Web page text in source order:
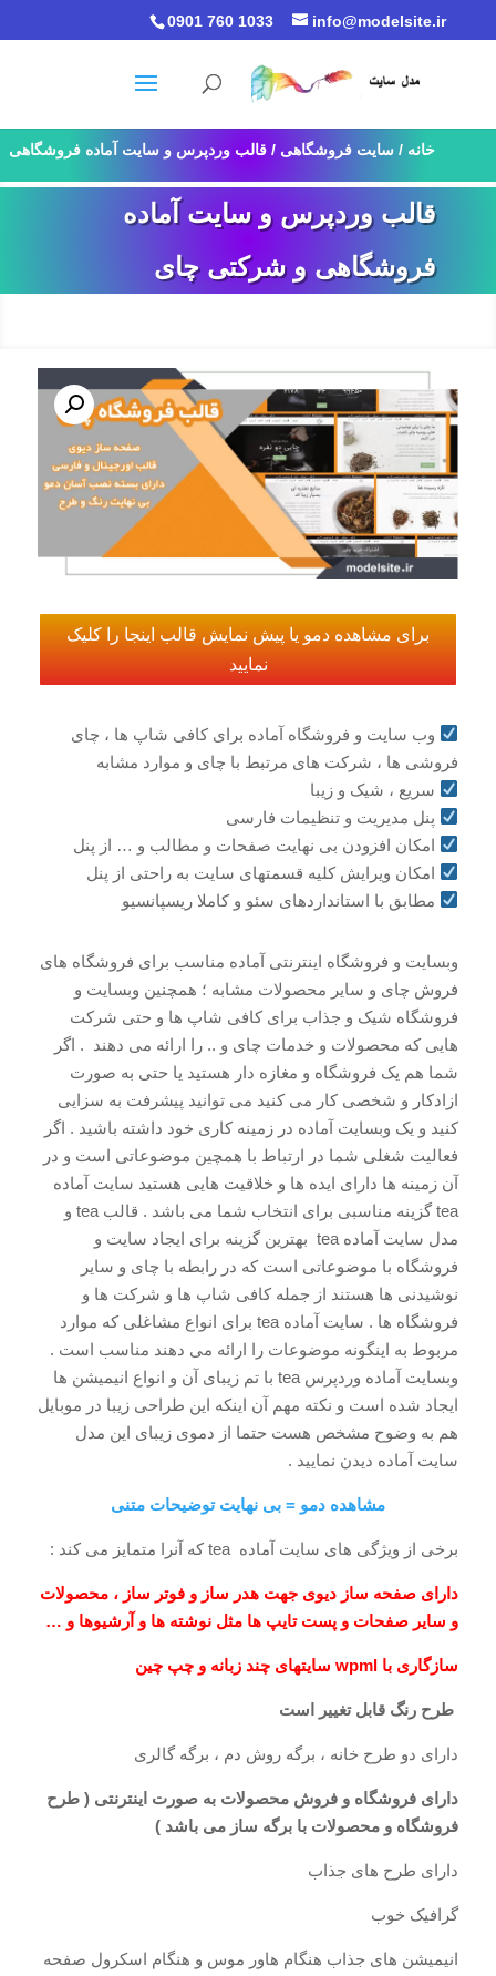
0901 760 1033 info@modelsite.ir
خانه / سایت فروشگاهی / قالب وردپرس و سایت آماده فروشگاهی
قالب وردپرس و سایت آماده
فروشگاهی و شرکتی چای
برای مشاهده دمو یا پیش نمایش قالب اینجا را کلیک
نمایید
وب سایت و فروشگاه آماده برای کافی شاپ ها ، چای
فروشی ها ، شرکت های مرتبط با چای و موارد مشابه
سریع ، شیک و زیبا
پنل مدیریت و تنظیمات فارسی
امکان افزودن بی نهایت صفحات و مطالب و … از پنل
امکان ویرایش کلیه قسمتهای سایت به راحتی از پنل
مطابق با استانداردهای سئو و کاملا ریسپانسیو
وبسایت و فروشگاه اینترنتی آماده مناسب برای فروشگاه های
فروش چای و سایر محصولات مشابه ؛ همچنین وبسایت و
فروشگاه شیک و جذاب برای کافی شاپ ها و حتی شرکت
هایی که محصولات و خدمات چای و .. را ارائه می دهند . اگر
شما هم یک فروشگاه و مغازه دار هستید یا حتی به صورت
ازادکار و شخصی کار می کنید می توانید پیشرفت به سزایی
کنید و یک وبسایت آماده در زمینه کاری خود داشته باشید . اگر
فعالیت شغلی شما در ارتباط با همچین موضوعاتی است و در
آن زمینه ها دارای ایده ها و خلاقیت هایی هستید سایت آماده
tea گزینه مناسبی برای انتخاب شما می باشد . قالب tea و
مدل سایت آماده tea بهترین گزینه برای ایجاد سایت و
فروشگاه با موضوعاتی است که در رابطه با چای و سایر
نوشیدنی ها هستند از جمله کافی شاپ ها و شرکت ها و
فروشگاه ها . سایت آماده tea برای انواع مشاغلی که موارد
مربوط به اینگونه موضوعات را ارائه می دهند مناسب است .
وبسایت آماده وردپرس tea با تم زیبای آن و انواع انیمیشن ها
ایجاد شده است و نکته مهم آن اینکه این طراحی زیبا در موبایل
هم به وضوح مشخص هست حتما از دموی زیبای این مدل
سایت آماده دیدن نمایید .
مشاهده دمو = بی نهایت توضیحات متنی
برخی از ویژگی های سایت آماده tea که آنرا متمایز می کند :
دارای صفحه ساز دیوی جهت هدر ساز و فوتر ساز ، محصولات
و سایر صفحات و پست تایپ ها مثل نوشته ها و آرشیوها و …
سازگاری با wpml سایتهای چند زبانه و چپ چین
طرح رنگ قابل تغییر است
دارای دو طرح خانه ، برگه روش دم ، برگه گالری
دارای فروشگاه و فروش محصولات به صورت اینترنتی ( طرح
فروشگاه و محصولات با برگه ساز می باشد )
دارای طرح های جذاب
گرافیک خوب
انیمیشن های جذاب هنگام هاور موس و هنگام اسکرول صفحه